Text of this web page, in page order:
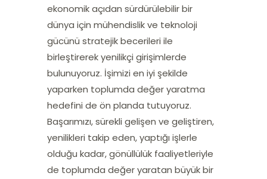
ekonomik açıdan sürdürülebilir bir
dünya için mühendislik ve teknoloji
gücünü stratejik becerileri ile
birleştirerek yenilikçi girişimlerde
bulunuyoruz. İşimizi en iyi şekilde
yaparken toplumda değer yaratma
hedefini de ön planda tutuyoruz.
Başarımızı, sürekli gelişen ve geliştiren,
yenilikleri takip eden, yaptığı işlerle
olduğu kadar, gönüllülük faaliyetleriyle
de toplumda değer yaratan büyük bir